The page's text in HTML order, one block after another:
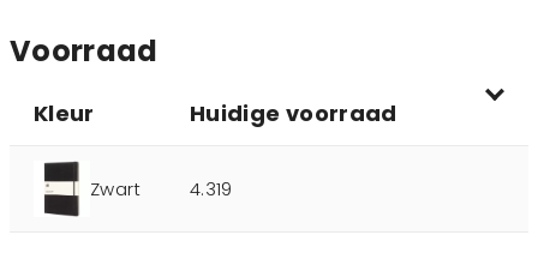
Voorraad
Kleur Huidige voorraad
Zwart 4.319